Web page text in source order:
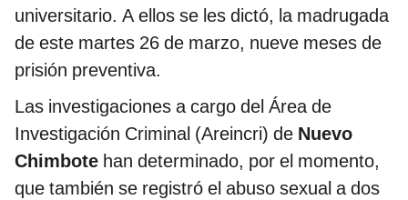
universitario. A ellos se les dictó, la madrugada
de este martes 26 de marzo, nueve meses de
prisión preventiva.
Las investigaciones a cargo del Área de
Investigación Criminal (Areincri) de Nuevo
Chimbote han determinado, por el momento,
que también se registró el abuso sexual a dos